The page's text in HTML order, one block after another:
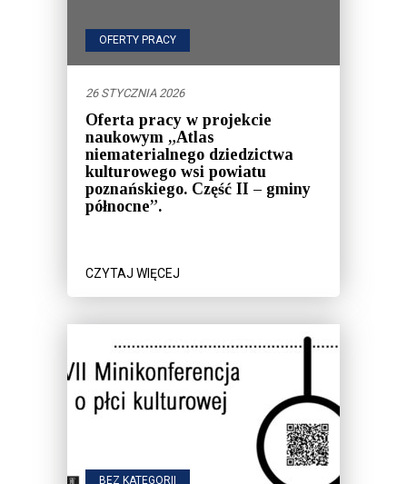
OFERTY PRACY
26 STYCZNIA 2026
Oferta pracy w projekcie
naukowym „Atlas
niematerialnego dziedzictwa
kulturowego wsi powiatu
poznańskiego. Część II – gminy
północne”.
CZYTAJ WIĘCEJ
BEZ KATEGORII